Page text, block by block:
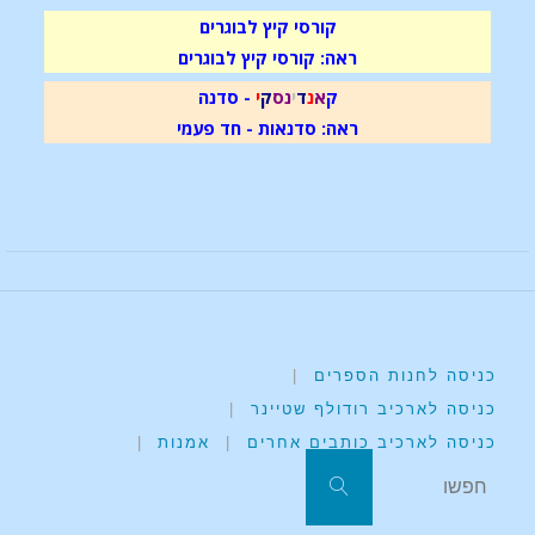
קורסי קיץ לבוגרים
ראה: קורסי קיץ לבוגרים
קאנדינסקי - סדנה
ראה: סדנאות - חד פעמי
כניסה לחנות הספרים
כניסה לארכיב רודולף שטיינר
כניסה לארכיב כותבים אחרים
אמנות